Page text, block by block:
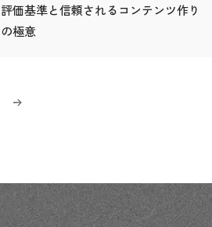
評価基準と信頼されるコンテンツ作り
の極意